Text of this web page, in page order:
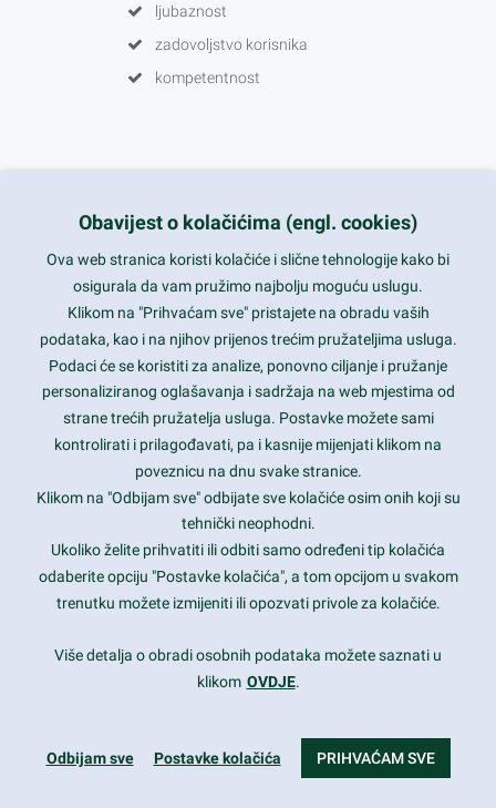
ljubaznost
zadovoljstvo korisnika
kompetentnost
10000 Zagreb
Hrvatska/EU
+385 1 5556850
info@nikal.hr
HR-AB-01-080761107
ponedjeljak-petak 8-16h
Nazovite nas na besplatni telefon:
0800 85 66
Tečaj konverzije 1 EUR = 7,53450 kn
Obavijest o kolačićima (engl. cookies)
Ova web stranica koristi kolačiće i slične tehnologije kako bi
osigurala da vam pružimo najbolju moguću uslugu.
Klikom na "Prihvaćam sve" pristajete na obradu vaših
podataka, kao i na njihov prijenos trećim pružateljima usluga.
Podaci će se koristiti za analize, ponovno ciljanje i pružanje
personaliziranog oglašavanja i sadržaja na web mjestima od
strane trećih pružatelja usluga. Postavke možete sami
kontrolirati i prilagođavati, pa i kasnije mijenjati klikom na
poveznicu na dnu svake stranice.
Klikom na "Odbijam sve" odbijate sve kolačiće osim onih koji su
tehnički neophodni.
Ukoliko želite prihvatiti ili odbiti samo određeni tip kolačića
odaberite opciju "Postavke kolačića", a tom opcijom u svakom
trenutku možete izmijeniti ili opozvati privole za kolačiće.
Više detalja o obradi osobnih podataka možete saznati u
klikom OVDJE.
Odbijam sve Postavke kolačića PRIHVAĆAM SVE